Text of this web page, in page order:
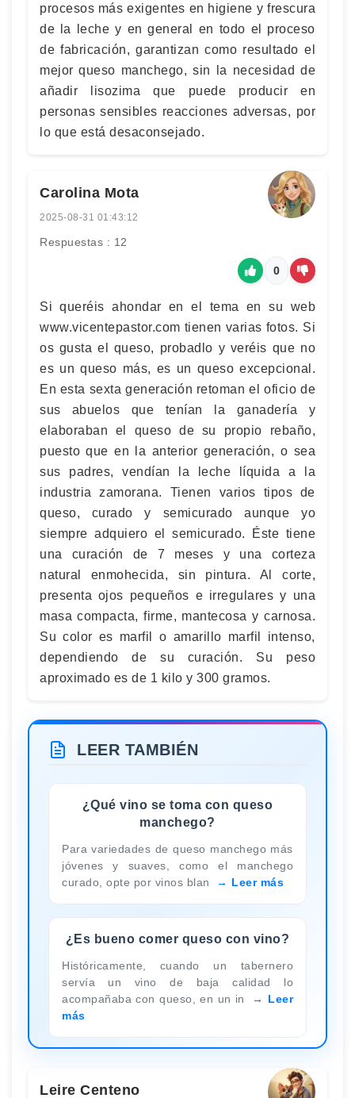
procesos más exigentes en higiene y frescura
de la leche y en general en todo el proceso
de fabricación, garantizan como resultado el
mejor queso manchego, sin la necesidad de
añadir lisozima que puede producir en
personas sensibles reacciones adversas, por
lo que está desaconsejado.
Carolina Mota
2025-08-31 01:43:12
Respuestas : 12
0
Si queréis ahondar en el tema en su web
www.vicentepastor.com tienen varias fotos. Si
os gusta el queso, probadlo y veréis que no
es un queso más, es un queso excepcional.
En esta sexta generación retoman el oficio de
sus abuelos que tenían la ganadería y
elaboraban el queso de su propio rebaño,
puesto que en la anterior generación, o sea
sus padres, vendían la leche líquida a la
industria zamorana. Tienen varios tipos de
queso, curado y semicurado aunque yo
siempre adquiero el semicurado. Éste tiene
una curación de 7 meses y una corteza
natural enmohecida, sin pintura. Al corte,
presenta ojos pequeños e irregulares y una
masa compacta, firme, mantecosa y carnosa.
Su color es marfil o amarillo marfil intenso,
dependiendo de su curación. Su peso
aproximado es de 1 kilo y 300 gramos.
LEER TAMBIÉN
¿Qué vino se toma con queso
manchego?
Para variedades de queso manchego más
jóvenes y suaves, como el manchego
curado, opte por vinos blan
Leer más
¿Es bueno comer queso con vino?
Históricamente, cuando un tabernero
servía un vino de baja calidad lo
acompañaba con queso, en un in
Leer
más
Leire Centeno